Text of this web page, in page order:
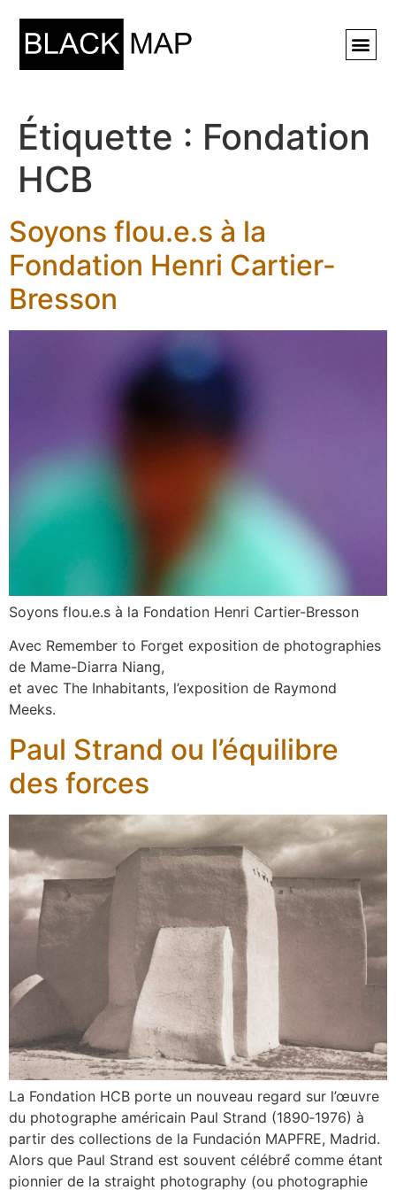
Étiquette : Fondation
HCB
Soyons flou.e.s à la
Fondation Henri Cartier-
Bresson
Soyons flou.e.s à la Fondation Henri Cartier-Bresson
Avec Remember to Forget exposition de photographies
de Mame-Diarra Niang,
et avec The Inhabitants, l’exposition de Raymond
Meeks.
Paul Strand ou l’équilibre
des forces
La Fondation HCB porte un nouveau regard sur l’œuvre
du photographe américain Paul Strand (1890‐1976) à
partir des collections de la Fundación MAPFRE, Madrid.
Alors que Paul Strand est souvent célébré́ comme étant
pionnier de la straight photography (ou photographie